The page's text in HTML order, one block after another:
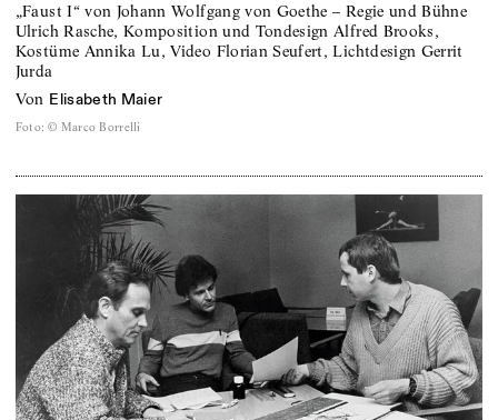
„Faust I“ von Johann Wolfgang von Goethe – Regie und Bühne
Ulrich Rasche, Komposition und Tondesign Alfred Brooks,
Kostüme Annika Lu, Video Florian Seufert, Lichtdesign Gerrit
Jurda
von Elisabeth Maier
Foto: © Marco Borrelli